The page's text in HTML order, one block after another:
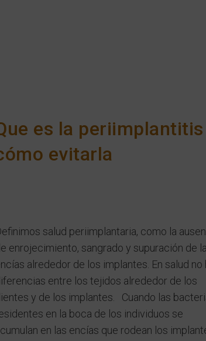
es la
evitarla
salud periimplantaria, como la
enrojecimiento, sangrado y supuración de
alrededor de los implantes. En salud no
entre los tejidos alrededor de los
y de los implantes. Cuando las
en la boca de los individuos se
en las encías que rodean los